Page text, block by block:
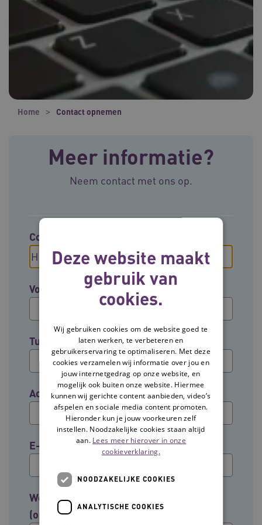
Home Contact opnemen
Meer informatie?
Neem contact met ons op.
Contact opnemen met
Voornaam
Tussenvoegsel (optioneel)
Achternaam
E-mailadres
Welke groep past het beste bij jouw rol?
(optioneel)
Deze website maakt
gebruik van
cookies.
Wij gebruiken cookies om de website goed te
laten werken, te verbeteren en
gebruikerservaring te optimaliseren. Met deze
cookies verzamelen wij informatie over jou en
jouw internetgedrag op onze website, en
mogelijk ook buiten onze website. Hiermee
kunnen wij gerichte content aanbieden, video’s
afspelen en sociale media content promoten.
Hieronder kun je jouw voorkeuren zelf
instellen. Noodzakelijke cookies staan altijd
aan. Lees meer hierover in onze
cookieverklaring.
NOODZAKELIJKE COOKIES
ANALYTISCHE COOKIES